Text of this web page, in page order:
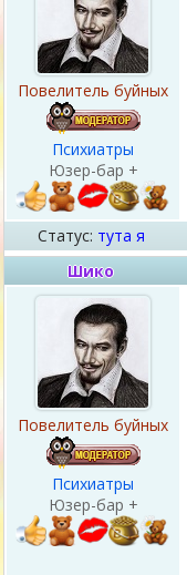
Повелитель буйных
Психиатры
Юзер-бар +
Статус: тута я
Шико
Повелитель буйных
Психиатры
Юзер-бар +